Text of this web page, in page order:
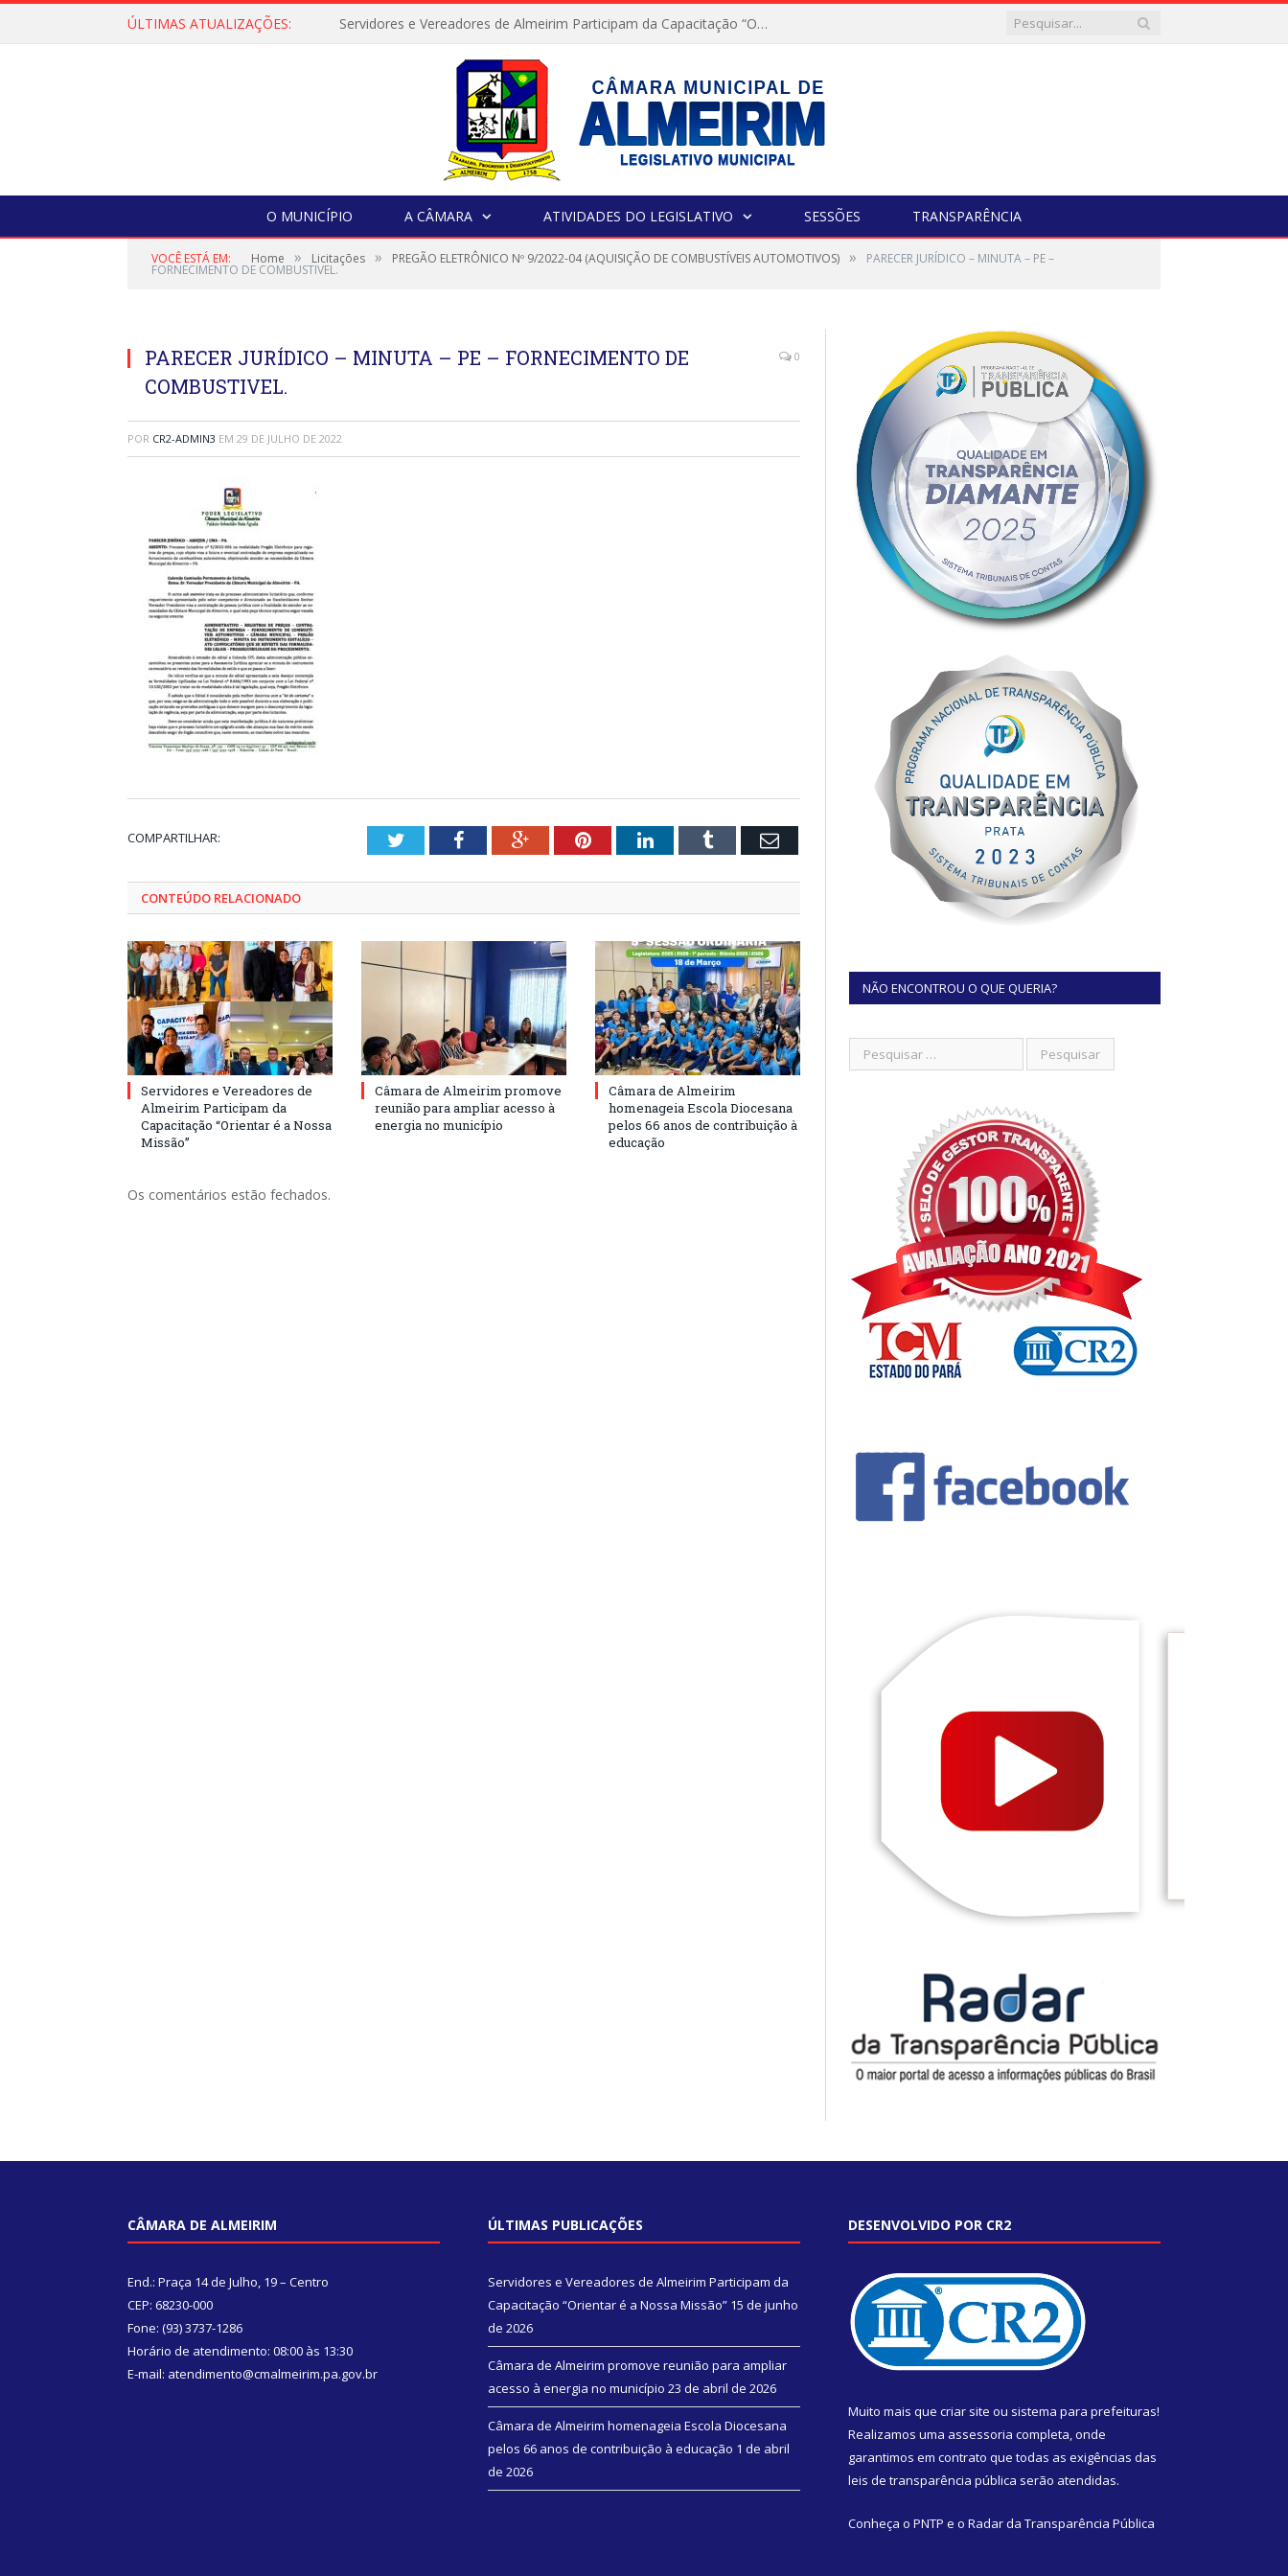
ÚLTIMAS ATUALIZAÇÕES: Servidores e Vereadores de Almeirim Participam da Capacitação “Orientar é a Nossa Missão”
O MUNICÍPIO A CÂMARA ATIVIDADES DO LEGISLATIVO SESSÕES TRANSPARÊNCIA
VOCÊ ESTÁ EM: Home » Licitações » PREGÃO ELETRÔNICO Nº 9/2022-04 (AQUISIÇÃO DE COMBUSTÍVEIS AUTOMOTIVOS) » PARECER JURÍDICO – MINUTA – PE –
FORNECIMENTO DE COMBUSTIVEL.
PARECER JURÍDICO – MINUTA – PE – FORNECIMENTO DE
COMBUSTIVEL.
0
POR CR2-ADMIN3 EM 29 DE JULHO DE 2022
COMPARTILHAR: TwitterFacebookGoogle+PinterestLinkedInTumblr Email
CONTEÚDO RELACIONADO
Servidores e Vereadores de
Almeirim Participam da
Capacitação “Orientar é a Nossa
Missão”
Câmara de Almeirim promove
reunião para ampliar acesso à
energia no município
Câmara de Almeirim
homenageia Escola Diocesana
pelos 66 anos de contribuição à
educação
Os comentários estão fechados.
NÃO ENCONTROU O QUE QUERIA?
CÂMARA DE ALMEIRIM
End.: Praça 14 de Julho, 19 – Centro
CEP: 68230-000
Fone: (93) 3737-1286
Horário de atendimento: 08:00 às 13:30
E-mail: atendimento@cmalmeirim.pa.gov.br
ÚLTIMAS PUBLICAÇÕES
Servidores e Vereadores de Almeirim Participam da
Capacitação “Orientar é a Nossa Missão” 15 de junho
de 2026
Câmara de Almeirim promove reunião para ampliar
acesso à energia no município 23 de abril de 2026
Câmara de Almeirim homenageia Escola Diocesana
pelos 66 anos de contribuição à educação 1 de abril
de 2026
DESENVOLVIDO POR CR2
Muito mais que criar site ou sistema para prefeituras!
Realizamos uma assessoria completa, onde
garantimos em contrato que todas as exigências das
leis de transparência pública serão atendidas.
Conheça o PNTP e o Radar da Transparência Pública